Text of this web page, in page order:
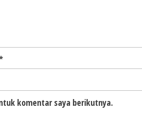
komentar saya berikutnya.